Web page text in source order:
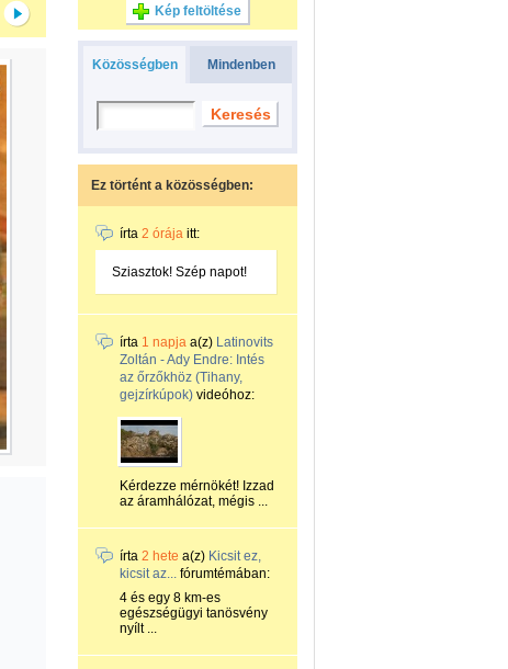
Kép feltöltése
Közösségben Mindenben
Ez történt a közösségben:
írta 2 órája itt:
Sziasztok! Szép napot!
írta 1 napja a(z) Latinovits
Zoltán - Ady Endre: Intés
az őrzőkhöz (Tihany,
gejzírkúpok) videóhoz:
Kérdezze mérnökét! Izzad
az áramhálózat, mégis ...
írta 2 hete a(z) Kicsit ez,
kicsit az... fórumtémában:
4 és egy 8 km-es
egészségügyi tanösvény
nyílt ...